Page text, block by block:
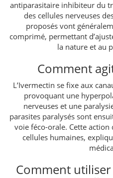
antiparasitaire inhibiteur du
des cellules nerveuses
proposés vont
comprimé, permettant
la nature et au
Comment
L’Ivermectin se fixe aux
provoquant une
nerveuses et une
parasites paralysés sont
voie féco-orale. Cette
cellules humaines,
Comment